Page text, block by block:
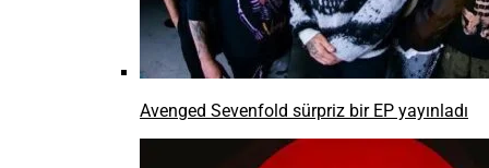
Avenged Sevenfold sürpriz bir EP yayınladı